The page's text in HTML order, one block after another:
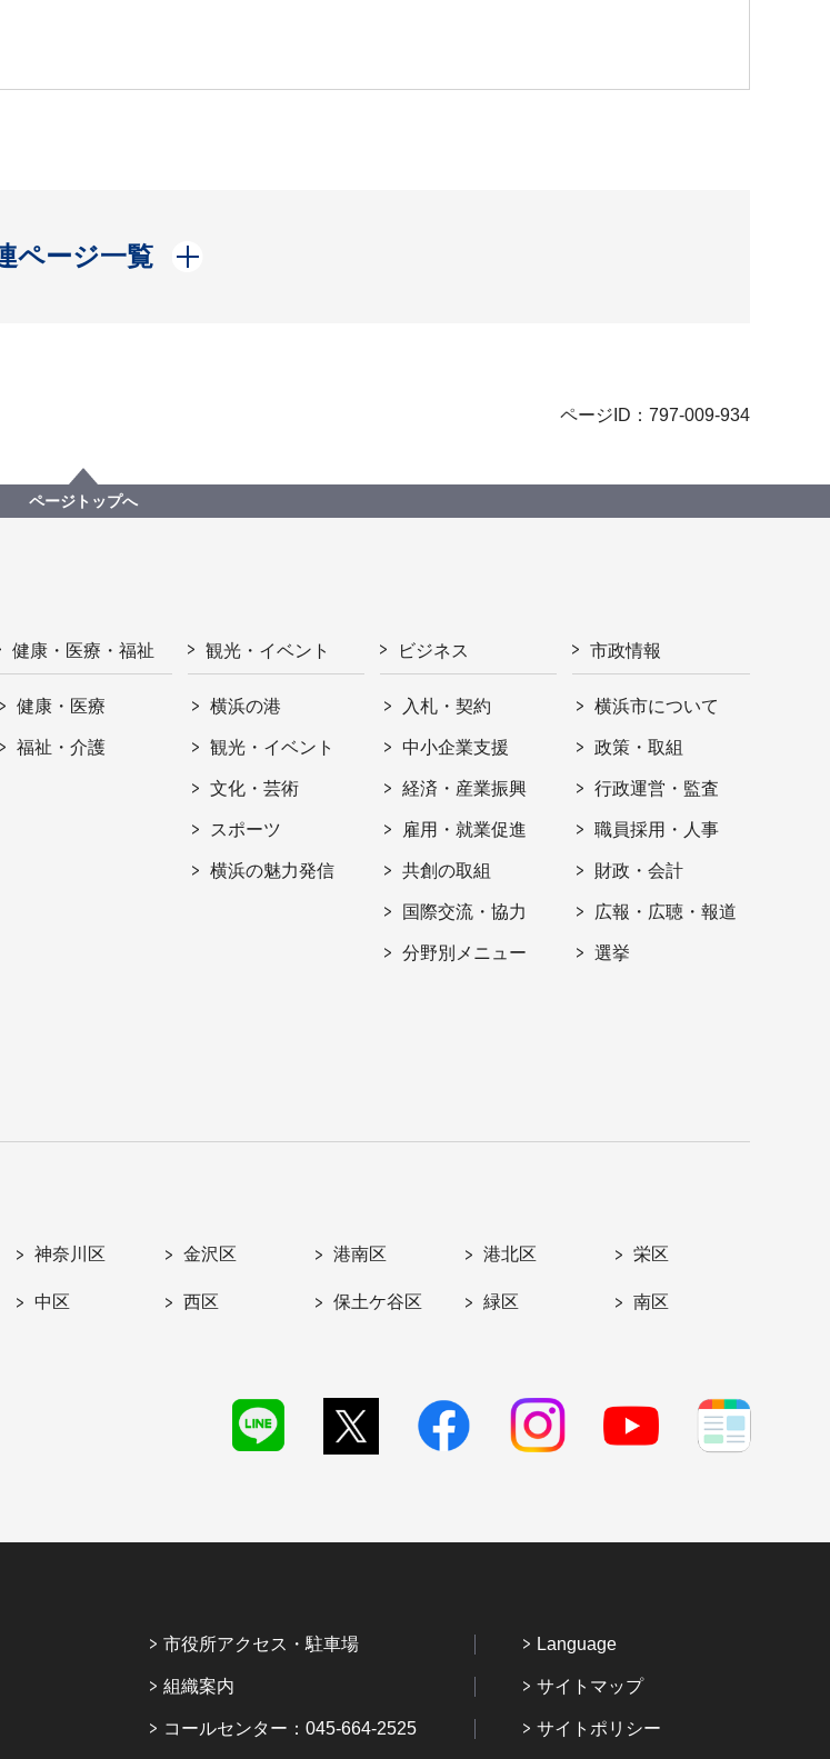
ページ一覧
開く
ページID：797-009-934
ページトップへ
健康・医療・福祉
健康・医療
福祉・介護
観光・イベント
横浜の港
観光・イベント
文化・芸術
スポーツ
横浜の魅力発信
ビジネス
入札・契約
中小企業支援
経済・産業振興
雇用・就業促進
共創の取組
国際交流・協力
分野別メニュー
市政情報
横浜市について
政策・取組
行政運営・監査
職員採用・人事
財政・会計
広報・広聴・報道
選挙
神奈川区 金沢区 港南区 港北区 栄区
中区 西区 保土ケ谷区 緑区 南区
市役所アクセス・駐車場
組織案内
コールセンター：045-664-2525
Language
サイトマップ
サイトポリシー